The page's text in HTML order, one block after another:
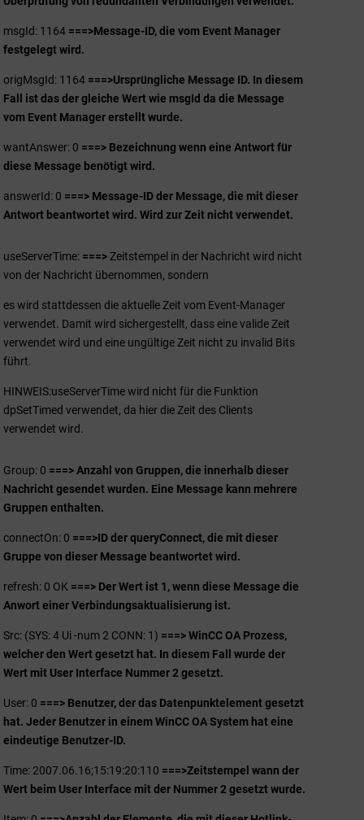
msgId: 1164 ===>Message-ID, die vom Event Manager
festgelegt wird.
origMsgId: 1164 ===>Ursprüngliche Message ID. In diesem
Fall ist das der gleiche Wert wie msgId da die Message
vom Event Manager erstellt wurde.
wantAnswer: 0 ===> Bezeichnung wenn eine Antwort für
diese Message benötigt wird.
answerId: 0 ===> Message-ID der Message, die mit dieser
Antwort beantwortet wird. Wird zur Zeit nicht verwendet.
useServerTime: ===>Zeitstempel in der Nachricht wird nicht
von der Nachricht übernommen, sondern
es wird stattdessen die aktuelle Zeit vom Event-Manager
verwendet. Damit wird sichergestellt, dass eine valide Zeit
verwendet wird und eine ungültige Zeit nicht zu invalid Bits
führt.
HINWEIS:useServerTime wird nicht für die Funktion
dpSetTimed verwendet, da hier die Zeit des Clients
verwendet wird.
Group: 0 ===> Anzahl von Gruppen, die innerhalb dieser
Nachricht gesendet wurden. Eine Message kann mehrere
Gruppen enthalten.
connectOn: 0 ===>ID der queryConnect, die mit dieser
Gruppe von dieser Message beantwortet wird.
refresh: 0 OK ===> Der Wert ist 1, wenn diese Message die
Anwort einer Verbindungsaktualisierung ist.
Src: (SYS: 4 Ui -num 2 CONN: 1) ===>WinCC OA Prozess,
welcher den Wert gesetzt hat. In diesem Fall wurde der
Wert mit User Interface Nummer 2 gesetzt.
User: 0 ===> Benutzer, der das Datenpunktelement gesetzt
hat. Jeder Benutzer in einem WinCC OA System hat eine
eindeutige Benutzer-ID.
Time: 2007.06.16;15:19:20:110 ===>Zeitstempel wann der
Wert beim User Interface mit der Nummer 2 gesetzt wurde.